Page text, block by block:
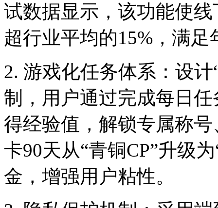
试数据显示，该功能使
超行业平均的15%，满
2. 游戏化任务体系：设计
制，用户通过完成每日
得经验值，解锁专属称
卡90天从“青铜CP”升级
金，增强用户粘性。